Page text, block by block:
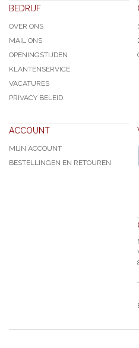
BEDRIJF
OVER ONS
MAIL ONS
OPENINGSTIJDEN
KLANTENSERVICE
VACATURES
PRIVACY BELEID
ACCOUNT
MIJN ACCOUNT
BESTELLINGEN EN RETOUREN